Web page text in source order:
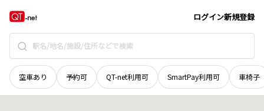
ログイン新規登録
空車あり 予約可 QT-net利用可 SmartPay利用可 車椅子
岡山県